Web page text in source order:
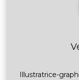
Illustratrice-